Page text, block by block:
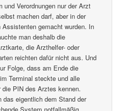
und Verordnungen nur der Arzt
machen darf, aber in der
Assistenten gemacht wurden. In
man deshalb die
die Arzthelfer- oder
reichten dafür nicht aus. Und
Folge, dass am Ende die
Terminal steckte und alle
die PIN des Arztes kennen.
das eigentlich dem Stand der